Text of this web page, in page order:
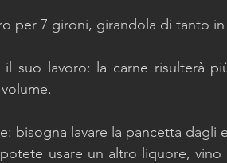
per 7 gironi, girandola di tanto
suo lavoro: la carne risulterà
bisogna lavare la pancetta dagli
usare un altro liquore, vino